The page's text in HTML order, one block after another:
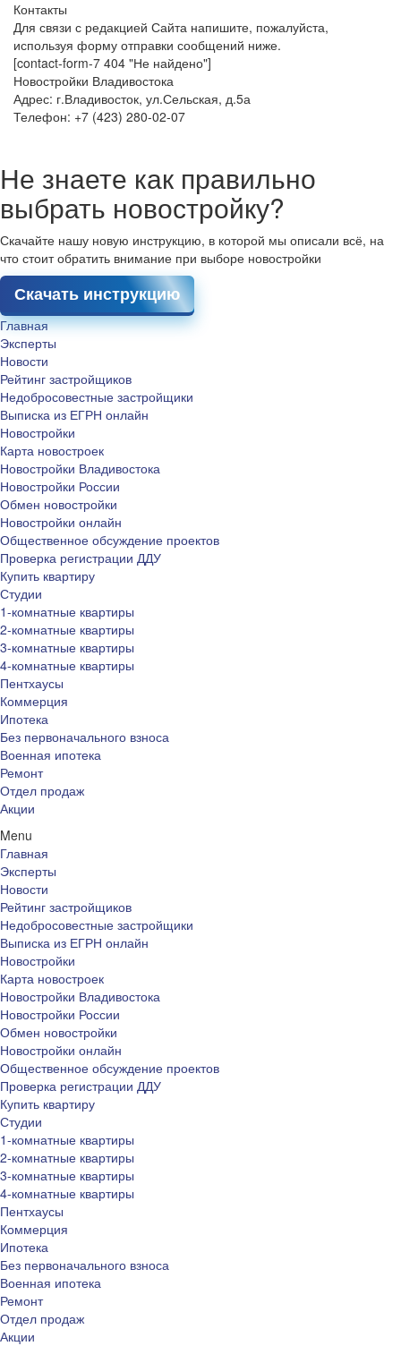
Контакты
Для связи с редакцией Сайта напишите, пожалуйста,
используя форму отправки сообщений ниже.
[contact-form-7 404 "Не найдено"]
Новостройки Владивостока
Адрес: г.Владивосток, ул.Сельская, д.5а
Телефон: +7 (423) 280-02-07
Не знаете как правильно
выбрать новостройку?
Скачайте нашу новую инструкцию, в которой мы описали всё, на
что стоит обратить внимание при выборе новостройки
Скачать инструкцию
Главная
Эксперты
Новости
Рейтинг застройщиков
Недобросовестные застройщики
Выписка из ЕГРН онлайн
Новостройки
Карта новостроек
Новостройки Владивостока
Новостройки России
Обмен новостройки
Новостройки онлайн
Общественное обсуждение проектов
Проверка регистрации ДДУ
Купить квартиру
Студии
1-комнатные квартиры
2-комнатные квартиры
3-комнатные квартиры
4-комнатные квартиры
Пентхаусы
Коммерция
Ипотека
Без первоначального взноса
Военная ипотека
Ремонт
Отдел продаж
Акции
Menu
Главная
Эксперты
Новости
Рейтинг застройщиков
Недобросовестные застройщики
Выписка из ЕГРН онлайн
Новостройки
Карта новостроек
Новостройки Владивостока
Новостройки России
Обмен новостройки
Новостройки онлайн
Общественное обсуждение проектов
Проверка регистрации ДДУ
Купить квартиру
Студии
1-комнатные квартиры
2-комнатные квартиры
3-комнатные квартиры
4-комнатные квартиры
Пентхаусы
Коммерция
Ипотека
Без первоначального взноса
Военная ипотека
Ремонт
Отдел продаж
Акции